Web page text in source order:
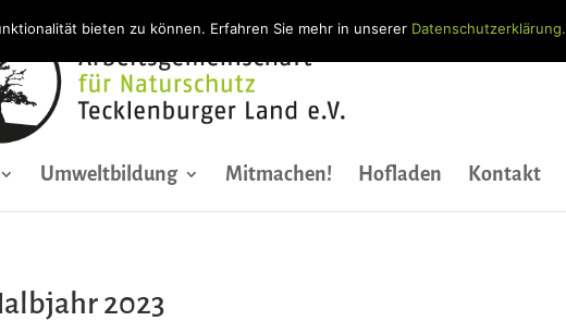
Umweltbildung Mitmachen! Hofladen Kontakt
2023
bieten zu können. Erfahren Sie mehr in unserer Datenschutzerklärung.